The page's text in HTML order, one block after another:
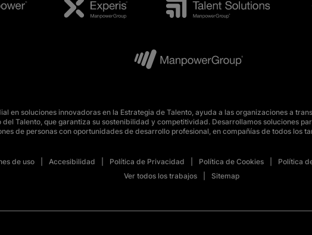
en soluciones innovadoras en la Estrategia de Talento, ayuda a las organizaciones a
Talento, que garantiza su sostenibilidad y competitividad. Desarrollamos soluciones
de personas con oportunidades de desarrollo profesional, en compañías de todos los
de uso Accesibilidad Política de Privacidad Política de Cookies Política
Ver todos los trabajos
Sitemap